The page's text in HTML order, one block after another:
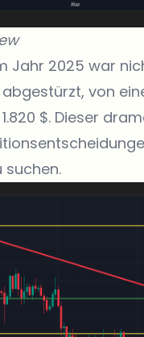
Jahr 2025 war
von
$. Dieser
suchen.